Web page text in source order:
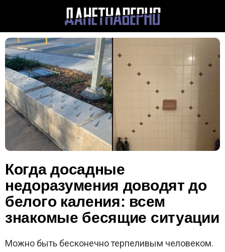
Когда досадные
недоразумения доводят до
белого каления: всем
знакомые бесящие ситуации
Можно быть бесконечно терпеливым человеком.